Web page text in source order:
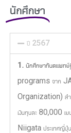
นักศึกษา
ปี 2567
1. นักศึกษาทันตแพทย์
programs จาก
Organization) สำห
เงินทุนละ 80,000 เ
Niigata ประเทศญี่ปุ่